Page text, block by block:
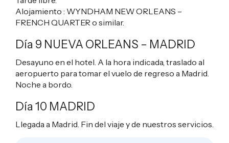
Alojamiento : WYNDHAM NEW ORLEANS –
FRENCH QUARTER o similar.
Día 9 NUEVA ORLEANS – MADRID
Desayuno en el hotel. A la hora indicada, traslado al
aeropuerto para tomar el vuelo de regreso a Madrid.
Noche a bordo.
Día 10 MADRID
Llegada a Madrid. Fin del viaje y de nuestros servicios.